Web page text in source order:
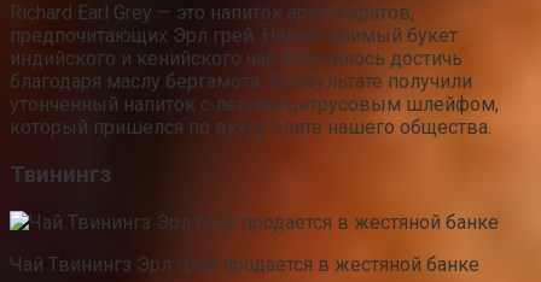
Richard Earl Grey — это напиток аристократов,
предпочитающих Эрл грей. Неповторимый букет
индийского и кенийского чая получилось достичь
благодаря маслу бергамота. В результате получили
утонченный напиток с легким цитрусовым шлейфом,
который пришелся по вкусу элите нашего общества.
Твинингз
Чай Твинингз Эрл грей продается в жестяной банке